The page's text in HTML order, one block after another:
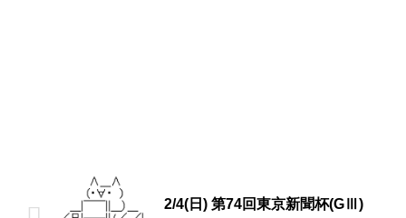
2/4(日) 第74回東京新聞杯(GⅢ)